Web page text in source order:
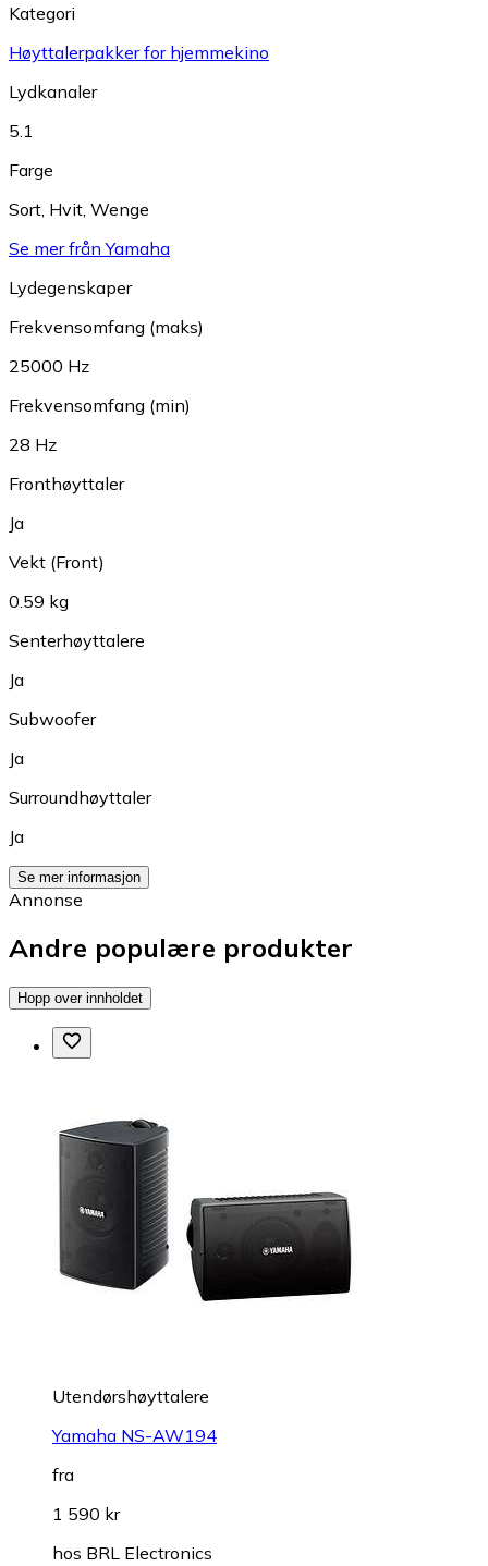
Kategori
Høyttalerpakker for hjemmekino
Lydkanaler
5.1
Farge
Sort Hvit Wenge
Se mer från Yamaha
Lydegenskaper
Frekvensomfang (maks)
25000 Hz
Frekvensomfang (min)
28 Hz
Fronthøyttaler
Ja
Vekt (Front)
0.59 kg
Senterhøyttalere
Ja
Subwoofer
Ja
Surroundhøyttaler
Ja
Se mer informasjon
Annonse
Andre populære produkter
Hopp over innholdet
Utendørshøyttalere
Yamaha NS-AW194
fra
1 590 kr
hos BRL Electronics